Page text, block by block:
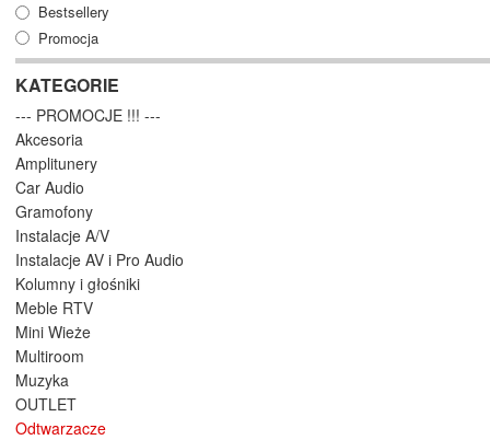
Bestsellery
Promocja
KATEGORIE
--- PROMOCJE !!! ---
Akcesoria
Amplitunery
Car Audio
Gramofony
Instalacje A/V
Instalacje AV i Pro Audio
Kolumny i głośniki
Meble RTV
Mini Wieże
Multiroom
Muzyka
OUTLET
Odtwarzacze